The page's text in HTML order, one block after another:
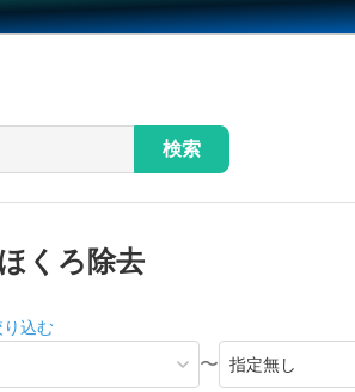
検索
くろ除去
り込む
〜